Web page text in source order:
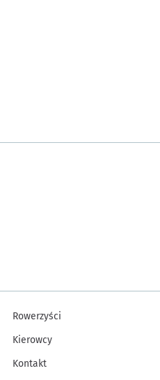
Rowerzyści
Kierowcy
Kontakt